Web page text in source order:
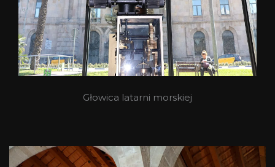
Głowica latarni morskiej